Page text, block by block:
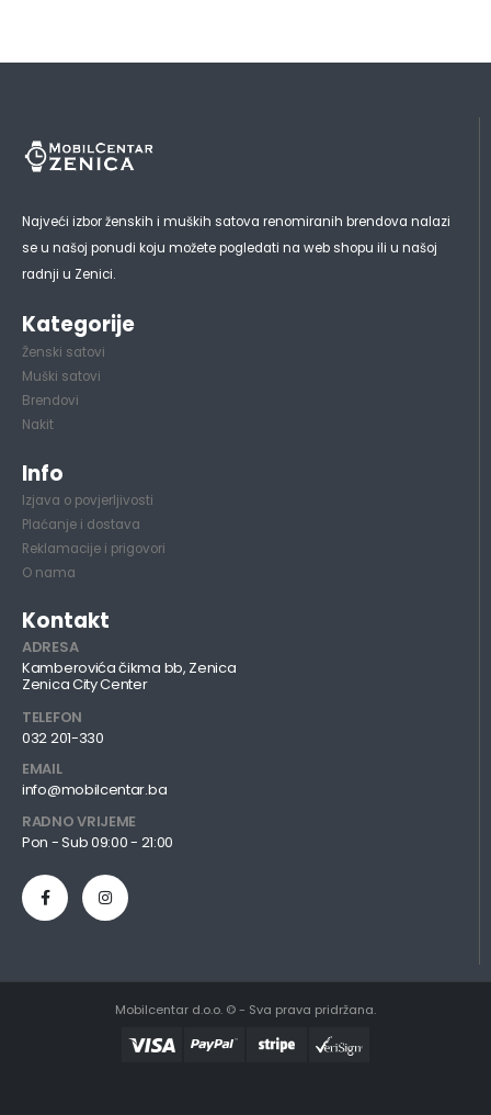
Najveći izbor ženskih i muških satova renomiranih brendova nalazi
se u našoj ponudi koju možete pogledati na web shopu ili u našoj
radnji u Zenici.
Kategorije
Ženski satovi
Muški satovi
Brendovi
Nakit
Info
Izjava o povjerljivosti
Plaćanje i dostava
Reklamacije i prigovori
O nama
Kontakt
ADRESA
Kamberovića čikma bb, Zenica
Zenica City Center
TELEFON
032 201-330
EMAIL
info@mobilcentar.ba
RADNO VRIJEME
Pon - Sub 09:00 - 21:00
Mobilcentar d.o.o. © - Sva prava pridržana.